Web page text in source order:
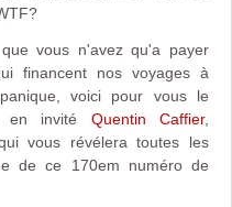
vous n'avez qu'a payer
financent nos voyages à
voici pour vous le
en invité Quentin Caffier,
vous révélera toutes les
de ce 170em numéro de